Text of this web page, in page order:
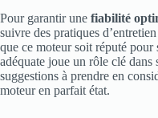
Pour garantir une fiabilité
suivre des pratiques
que ce moteur soit réputé pour
adéquate joue un rôle clé
suggestions à prendre en
moteur en parfait état.